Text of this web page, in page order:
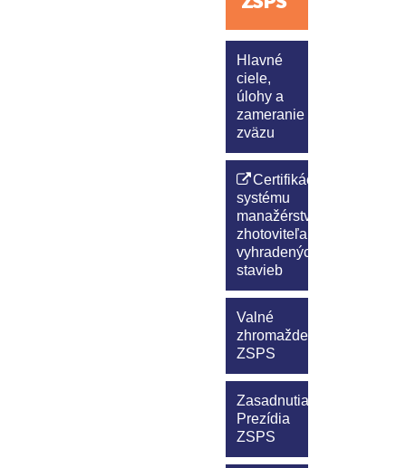
Hlavné
ciele,
úlohy a
zameranie
zväzu
Certifikácia
systému
manažérstva
zhotoviteľa
vyhradených
stavieb
Valné
zhromaždenia
ZSPS
Zasadnutia
Prezídia
ZSPS